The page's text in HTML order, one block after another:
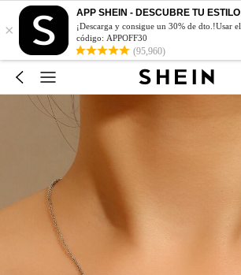
×
APP SHEIN - DESCUBRE TU ESTILO
¡Descarga y consigue un 30% de dto.!Usar el
código: APPOFF30
(95,960)